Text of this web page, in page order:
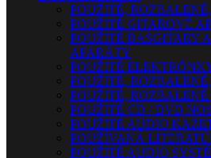
POUŽITÉ,
POUŽITÉ GITAROVÉ
POUŽITÉ BASGITARY
APARÁTY
POUŽITÉ
POUŽITÉ,
POUŽITÉ,
POUŽITÉ CD / DVD
POUŽITÉ AUDIO
POUŽÍVANÁ
POUŽITÉ AUDIO